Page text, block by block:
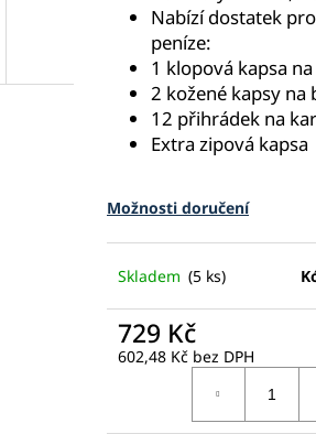
Nabízí dostatek
peníze:
1 klopová kapsa
2 kožené kapsy na
12 přihrádek na
Extra zipová kapsa
Možnosti doručení
Skladem (5 ks)
729 Kč
602,48 Kč bez DPH